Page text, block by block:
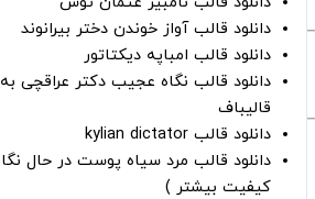
دانلود قالب آواز خوندن دختر بیرانوند
دانلود قالب امباپه دیکتاتور
دانلود قالب نگاه عجیب دکتر عراقچی
قالیباف
دانلود قالب kylian dictator
کیفیت بیشتر )